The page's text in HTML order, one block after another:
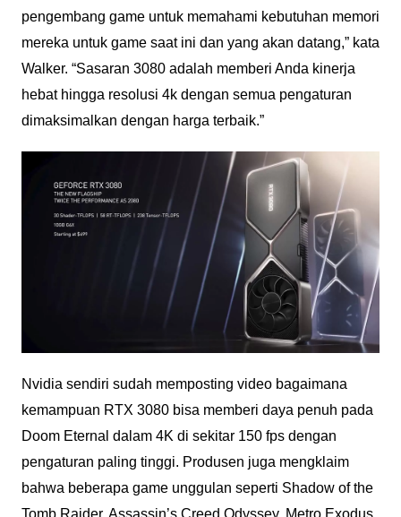
pengembang game untuk memahami kebutuhan memori
mereka untuk game saat ini dan yang akan datang,” kata
Walker. “Sasaran 3080 adalah memberi Anda kinerja
hebat hingga resolusi 4k dengan semua pengaturan
dimaksimalkan dengan harga terbaik.”
Nvidia sendiri sudah memposting video bagaimana
kemampuan RTX 3080 bisa memberi daya penuh pada
Doom Eternal dalam 4K di sekitar 150 fps dengan
pengaturan paling tinggi. Produsen juga mengklaim
bahwa beberapa game unggulan seperti Shadow of the